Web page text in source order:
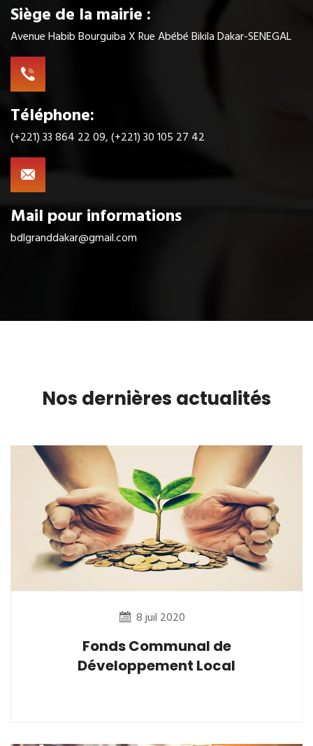
Siège de la mairie :
Avenue Habib Bourguiba X Rue Abébé Bikila Dakar-SENEGAL
Téléphone:
(+221) 33 864 22 09, (+221) 30 105 27 42
Mail pour informations
bdlgranddakar@gmail.com
Nos dernières actualités
8 juil 2020
Fonds Communal de
Développement Local